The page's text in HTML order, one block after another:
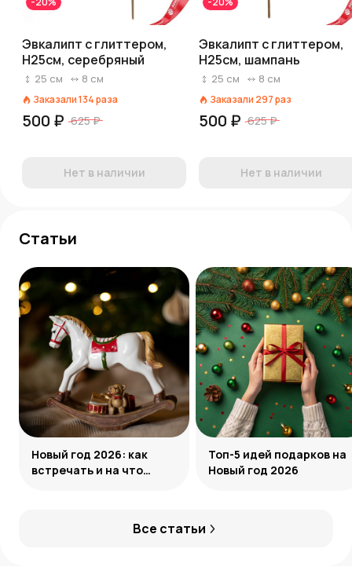
Эвкалипт с глиттером,
H25см, серебряный
25 см 8 см
Заказали134раза
500 ₽ 625 ₽
Нет в наличии
Эвкалипт с глиттером,
H25см, шампань
25 см 8 см
Заказали 297раз
500 ₽ 625 ₽
Нет в наличии
Статьи
Все статьи
Новый год 2026: как
встречать и на что
Топ-5 идей подарков на
Новый год 2026